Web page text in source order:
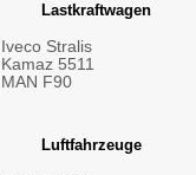
Lastkraftwagen
Iveco Stralis
Kamaz 5511
MAN F90
Luftfahrzeuge